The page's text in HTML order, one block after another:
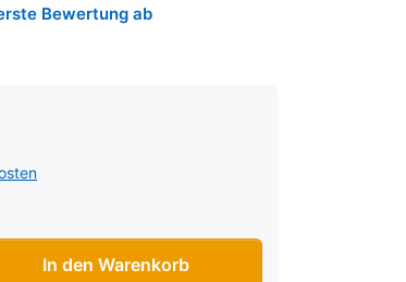
Bewertung ab
Euro/Athena Puch 38mm zu CHF 11.90, Menge 1.
In den Warenkorb